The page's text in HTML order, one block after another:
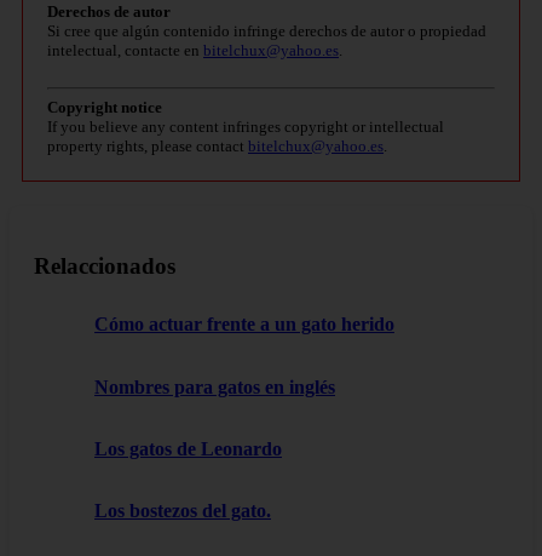
Derechos de autor
Si cree que algún contenido infringe derechos de autor o propiedad
intelectual, contacte en bitelchux@yahoo.es
Copyright notice
If you believe any content infringes copyright or intellectual
property rights, please contact bitelchux@yahoo.es
Relaccionados
Cómo actuar frente a un gato herido
Nombres para gatos en inglés
Los gatos de Leonardo
Los bostezos del gato.